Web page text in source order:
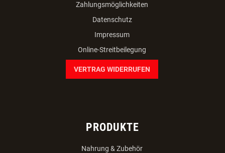
Zahlungsmöglichkeiten
Datenschutz
Impressum
Online-Streitbeilegung
VERTRAG WIDERRUFEN
PRODUKTE
Nahrung & Zubehör